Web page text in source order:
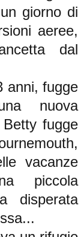
giorno di
aeree,
dal
anni, fugge
nuova
fugge
vacanze
piccola
disperata